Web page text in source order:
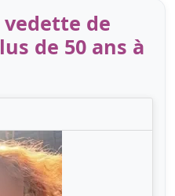
de
de 50 ans à